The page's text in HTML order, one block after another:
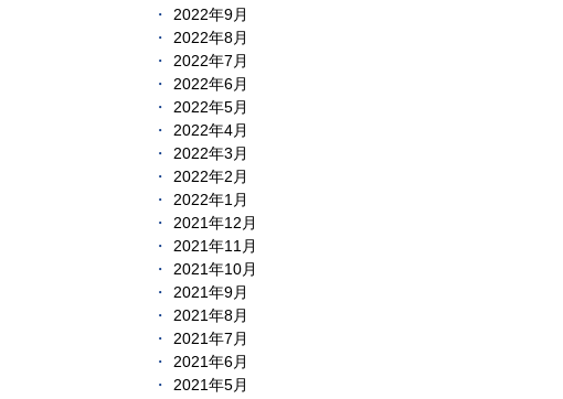
2022年9月
2022年8月
2022年7月
2022年6月
2022年5月
2022年4月
2022年3月
2022年2月
2022年1月
2021年12月
2021年11月
2021年10月
2021年9月
2021年8月
2021年7月
2021年6月
2021年5月